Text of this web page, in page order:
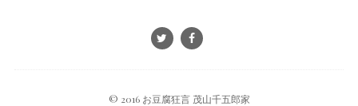
© 2016 お豆腐狂言 茂山千五郎家